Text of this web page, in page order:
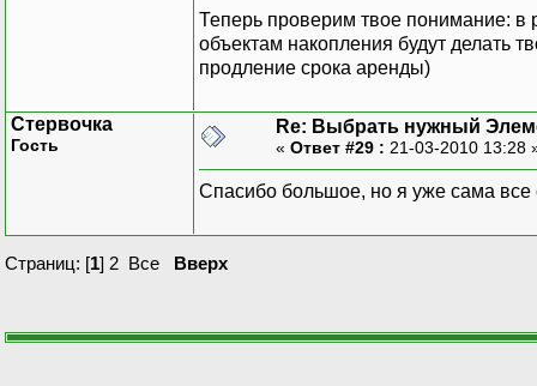
Теперь проверим твое понимание: в
объектам накопления будут делать
продление срока аренды)
Стервочка
Гость
Re: Выбрать нужный
« Ответ #29 : 21-03-2010 13:28
Спасибо большое, но я уже сама все
Страниц: [1] 2 Все Вверх